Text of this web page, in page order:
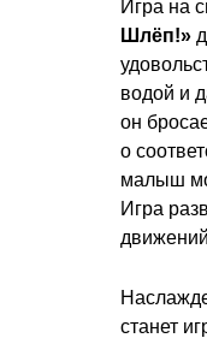
Игра на
Шлёп!»
водой и
он
о
малыш
Игра
станет